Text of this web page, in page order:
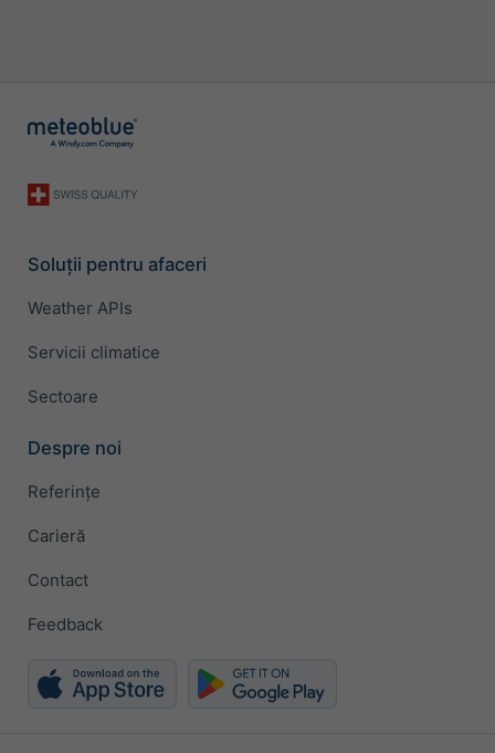
Soluții pentru afaceri
Weather APIs
Servicii climatice
Sectoare
Despre noi
Referințe
Carieră
Contact
Feedback